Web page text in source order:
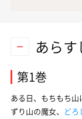
あらす
第1巻
ある日、もちもち山
ずり山の魔女、 どろ